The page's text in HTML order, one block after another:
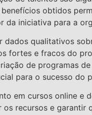
obtidos
da iniciativa para a
qualitativos
fortes e fracos do
de programas
para o sucesso do
em cursos online e
recursos e garantir